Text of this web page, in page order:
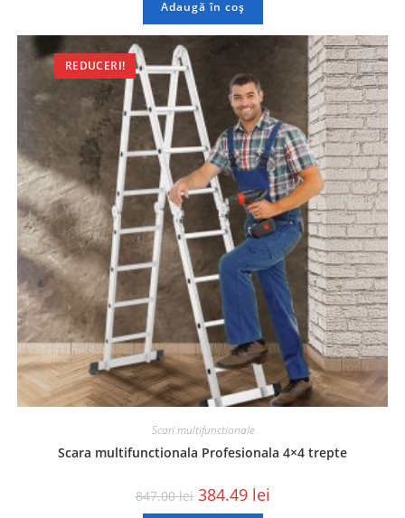
Adaugă în coș
REDUCERI!
Scari multifunctionale
Scara multifunctionala Profesionala 4×4 trepte
847.00lei 384.49 lei